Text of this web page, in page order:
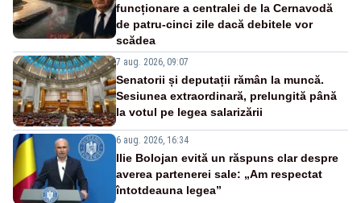
funcționare a centralei de la Cernavodă
de patru-cinci zile dacă debitele vor
scădea
7 aug. 2026, 09:07
Senatorii și deputații rămân la muncă.
Sesiunea extraordinară, prelungită până
la votul pe legea salarizării
6 aug. 2026, 16:34
Ilie Bolojan evită un răspuns clar despre
averea partenerei sale: „Am respectat
întotdeauna legea”